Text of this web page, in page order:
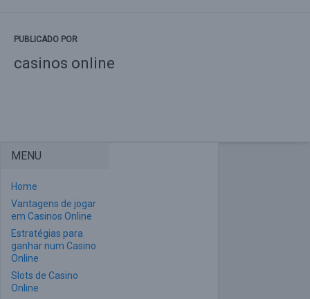
PUBLICADO POR
casinos online
MENU
Home
Vantagens de jogar
em Casinos Online
Estratégias para
ganhar num Casino
Online
Slots de Casino
Online